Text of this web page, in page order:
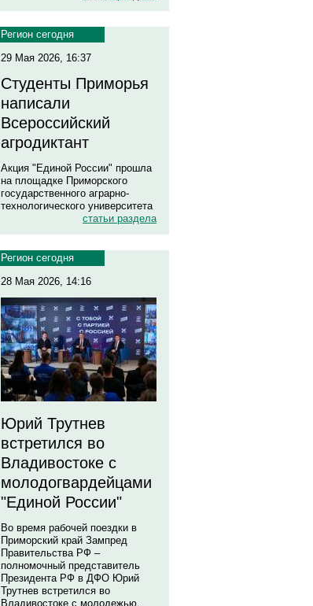
Регион сегодня
29 Мая 2026, 16:37
Студенты Приморья
написали
Всероссийский
агродиктант
Акция "Единой России" прошла
на площадке Приморского
государственного аграрно-
технологического университета
статьи раздела
Регион сегодня
28 Мая 2026, 14:16
Юрий Трутнев
встретился во
Владивостоке с
молодогвардейцами
"Единой России"
Во время рабочей поездки в
Приморский край Зампред
Правительства РФ –
полномочный представитель
Президента РФ в ДФО Юрий
Трутнев встретился во
Владивостоке с молодежью.